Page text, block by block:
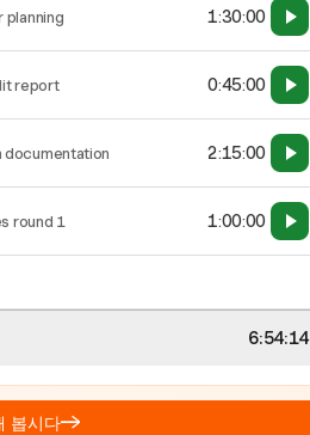
planning 1:30:00
report 0:45:00
documentation 2:15:00
round 1 1:00:00
6:54:15
봅시다→